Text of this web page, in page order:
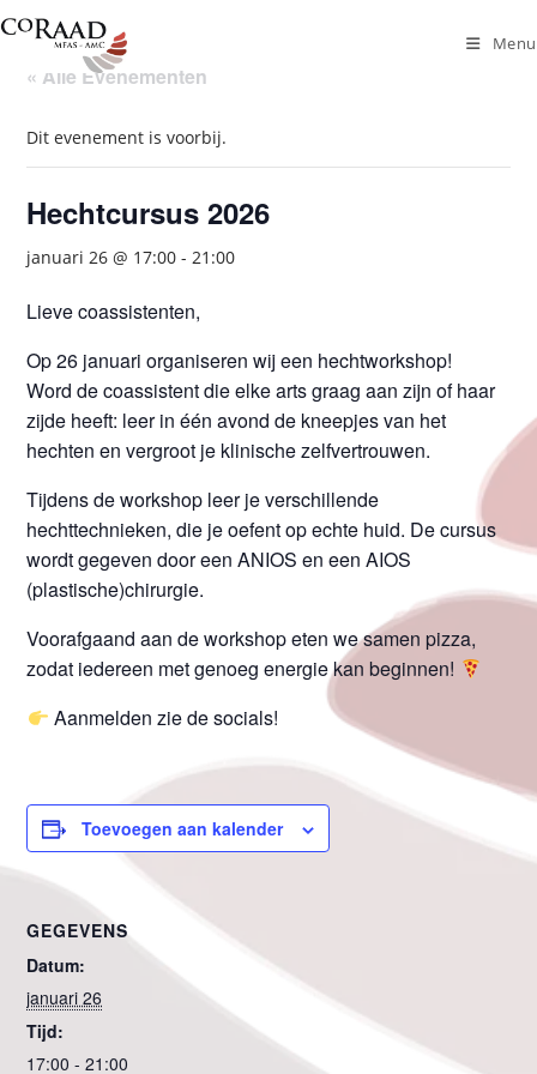
Ga
naar
inhoud
Menu
« Alle Evenementen
Dit evenement is voorbij.
Hechtcursus 2026
januari 26 @ 17:00 -21:00
Lieve coassistenten,
Op 26 januari organiseren wij een hechtworkshop!
Word de coassistent die elke arts graag aan zijn of haar
zijde heeft: leer in één avond de kneepjes van het
hechten en vergroot je klinische zelfvertrouwen.
Tijdens de workshop leer je verschillende
hechttechnieken, die je oefent op echte huid. De cursus
wordt gegeven door een ANIOS en een AIOS
(plastische)chirurgie.
Voorafgaand aan de workshop eten we samen pizza,
zodat iedereen met genoeg energie kan beginnen!
Aanmelden zie de socials!
Toevoegen aan kalender
GEGEVENS
Datum:
januari 26
Tijd:
17:00 - 21:00